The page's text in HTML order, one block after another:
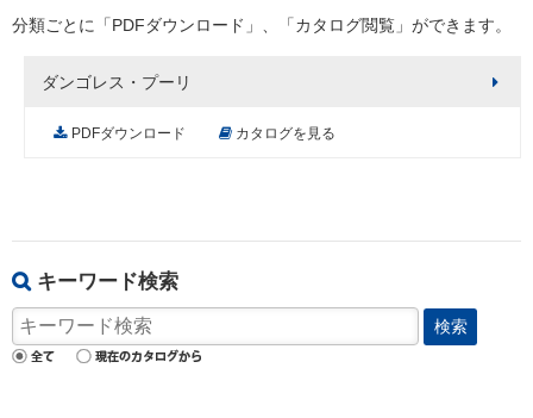
分類ごとに「PDFダウンロード」、「カタログ閲覧」ができます。
ダンゴレス・プーリ
PDFダウンロード カタログを見る
キーワード検索
検索